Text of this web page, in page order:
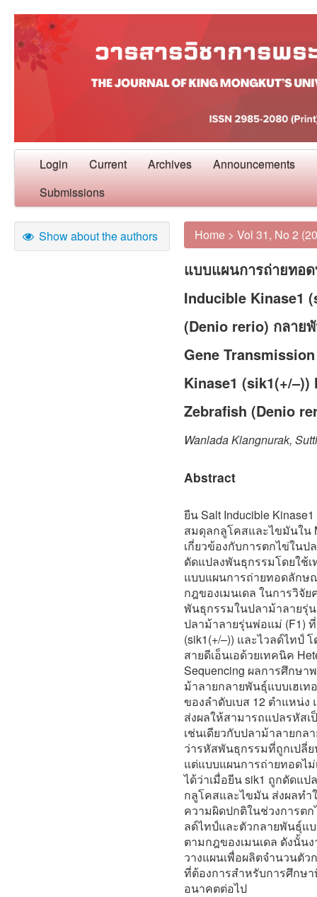
Login Current Archives Announcements
Submissions
Show about the authors Home > Vol 31, No 2
แบบแผนการถ่ายทอ
Inducible Kinase1
(Denio rerio) กลาย
Gene
Kinase1 (sik1(+/
Zebrafish (Denio
Wanlada Klangnurak,
Abstract
ยีน Salt Inducible
สมดุลกลูโคสและไขมันใน
เกี่ยวข้องกับการตกไข่ใน
ดัดแปลงพันธุกรรมโดยใช้
แบบแผนการถ่ายทอดลักษ
กฎของเมนเดล ในการวิจั
พันธุกรรมในปลาม้าลายรุ่
ปลาม้าลายรุ่นพ่อแม่ (F1)
(sik1(+/–)) และไวลด์ไทป์
สายดีเอ็นเอด้วยเทคนิค
Sequencing ผลการศึกษา
ม้าลายกลายพันธุ์แบบเฮเท
ของลำดับเบส 12 ตำแหน่ง
ส่งผลให้สามารถแปลรหัสเ
เช่นเดียวกับปลาม้าลายกล
ว่ารหัสพันธุกรรมที่ถูกเปลี่
แต่แบบแผนการถ่ายทอดไม่
ได้ว่าเมื่อยีน sik1 ถูกดัดแ
กลูโคสและไขมัน ส่งผลทำ
ความผิดปกติในช่วงการต
ลด์ไทป์และตัวกลายพันธุ์แบ
ตามกฎของเมนเดล ดังนั้น
วางแผนเพื่อผลิตจำนวนตัว
ที่ต้องการสำหรับการศึกษ
อนาคตต่อไป